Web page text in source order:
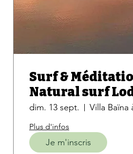
Surf &
Natural surf
dim. 13 sept. Villa Baïna
Plus d'infos
Je m'inscris